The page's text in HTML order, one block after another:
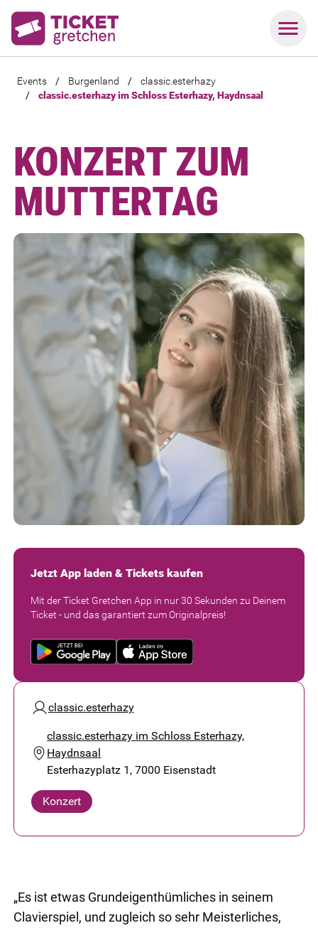
Events / Burgenland /
classic.esterhazy
/
classic.esterhazy im Schloss Esterhazy, Haydnsaal
KONZERT ZUM
MUTTERTAG
Jetzt App laden & Tickets kaufen
Mit der Ticket Gretchen App in nur 30 Sekunden zu Deinem
Ticket - und das garantiert zum Originalpreis!
classic.esterhazy
classic.esterhazy im Schloss Esterhazy,
Haydnsaal
Esterhazyplatz 1, 7000 Eisenstadt
Konzert
„Es ist etwas Grundeigenthümliches in seinem
Clavierspiel, und zugleich so sehr Meisterliches,